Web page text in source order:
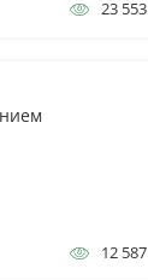
23 553
12 587